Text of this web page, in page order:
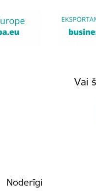
Vai
Noderīgi